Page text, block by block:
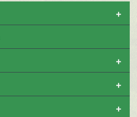
+
+
+
+